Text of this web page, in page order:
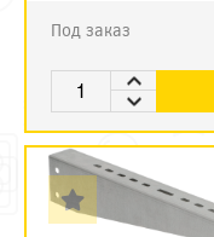
Под заказ